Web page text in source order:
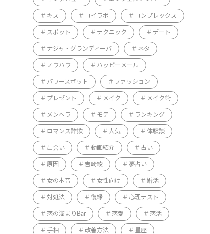
キス コイラボ コンプレックス
スポット テクニック デート
ナジャ・グランディーバ ネタ
ノウハウ ハッピーメール
パワースポット ファッション
プレゼント メイク メイク術
メンヘラ モテ ランキング
ロマンス詐欺 人気 体験談
出会い 動画紹介 占い
原因 吉崎綾 夢占い
女の本音 女性向け 婚活
対処法 復縁 心理テスト
恋の溜まりBar 恋愛 恋活
手相 改善方法 星座